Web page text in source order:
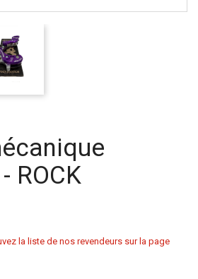
ROCK
la liste de nos revendeurs sur la page